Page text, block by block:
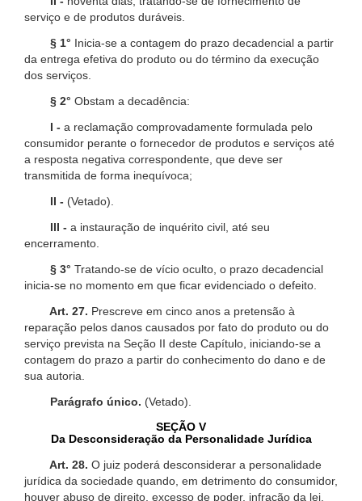
serviço e de produtos duráveis.
§ 1° Inicia-se a contagem do prazo decadencial a partir
da entrega efetiva do produto ou do término da execução
dos serviços.
§ 2° Obstam a decadência:
I - a reclamação comprovadamente formulada pelo
consumidor perante o fornecedor de produtos e serviços até
a resposta negativa correspondente, que deve ser
transmitida de forma inequívoca;
II - (Vetado).
III - a instauração de inquérito civil, até seu
encerramento.
§ 3° Tratando-se de vício oculto, o prazo decadencial
inicia-se no momento em que ficar evidenciado o defeito.
Art. 27. Prescreve em cinco anos a pretensão à
reparação pelos danos causados por fato do produto ou do
serviço prevista na Seção II deste Capítulo, iniciando-se a
contagem do prazo a partir do conhecimento do dano e de
sua autoria.
Parágrafo único. (Vetado).
SEÇÃO V
Da Desconsideração da Personalidade Jurídica
Art. 28. O juiz poderá desconsiderar a personalidade
jurídica da sociedade quando, em detrimento do consumidor,
houver abuso de direito, excesso de poder, infração da lei,